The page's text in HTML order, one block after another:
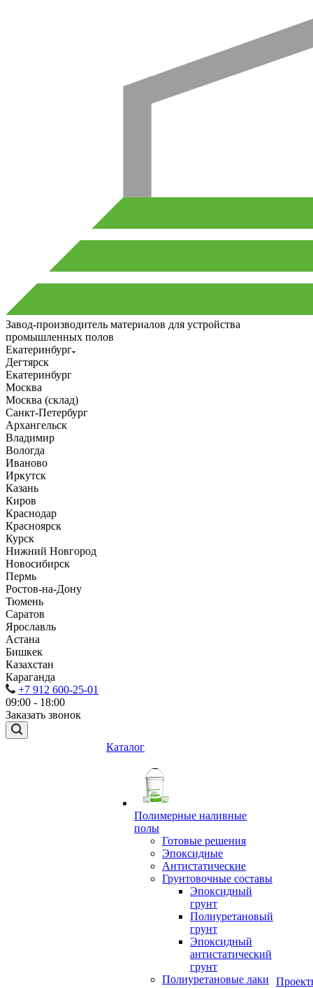
Завод-производитель материалов для устройства
промышленных полов
Екатеринбург
Дегтярск
Екатеринбург
Москва
Москва (склад)
Санкт-Петербург
Архангельск
Владимир
Вологда
Иваново
Иркутск
Казань
Киров
Краснодар
Красноярск
Курск
Нижний Новгород
Новосибирск
Пермь
Ростов-на-Дону
Тюмень
Саратов
Ярославль
Астана
Бишкек
Казахстан
Караганда
+7 912 600-25-01
09:00 - 18:00
Заказать звонок
Каталог
Полимерные наливные
полы
Готовые решения
Эпоксидные
Антистатические
Грунтовочные составы
Эпоксидный
грунт
Полиуретановый
грунт
Эпоксидный
антистатический
грунт
Полиуретановые лаки